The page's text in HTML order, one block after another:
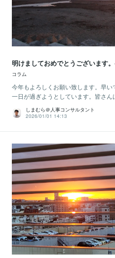
明けましておめでとうございます
コラム
今年もよろしくお願い致します。早
一日が過ぎようとしています。皆さん
しまむら＠人事コンサルタント
2026/01/01 14:13